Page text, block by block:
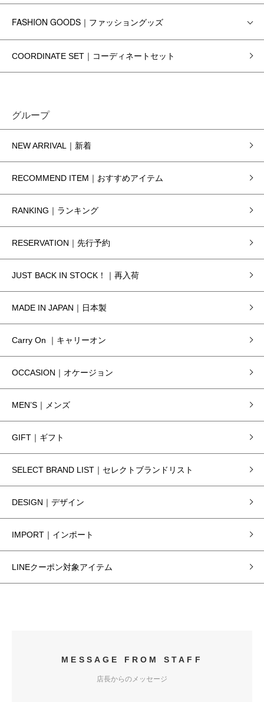
FASHION GOODS｜ファッショングッズ
COORDINATE SET｜コーディネートセット
グループ
NEW ARRIVAL｜新着
RECOMMEND ITEM｜おすすめアイテム
RANKING｜ランキング
RESERVATION｜先行予約
JUST BACK IN STOCK！｜再入荷
MADE IN JAPAN｜日本製
Carry On ｜キャリーオン
OCCASION｜オケージョン
MEN’S｜メンズ
GIFT｜ギフト
SELECT BRAND LIST｜セレクトブランドリスト
DESIGN｜デザイン
IMPORT｜インポート
LINEクーポン対象アイテム
MESSAGE FROM STAFF
店長からのメッセージ